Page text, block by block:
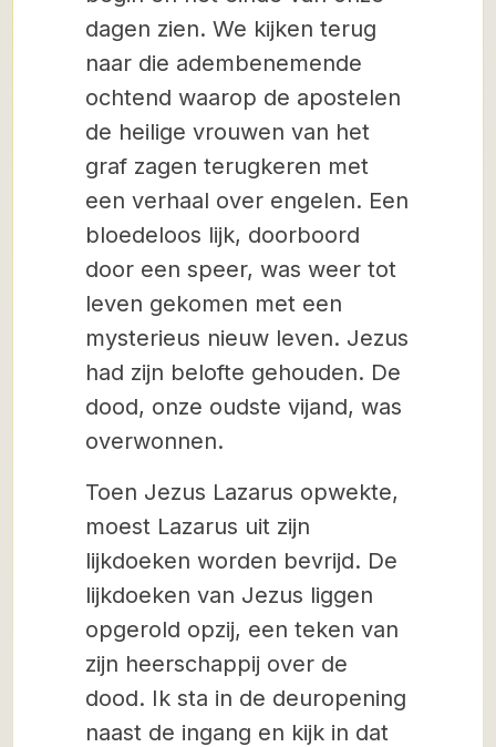
dagen zien. We kijken terug
naar die adembenemende
ochtend waarop de apostelen
de heilige vrouwen van het
graf zagen terugkeren met
een verhaal over engelen. Een
bloedeloos lijk, doorboord
door een speer, was weer tot
leven gekomen met een
mysterieus nieuw leven. Jezus
had zijn belofte gehouden. De
dood, onze oudste vijand, was
overwonnen.
Toen Jezus Lazarus opwekte,
moest Lazarus uit zijn
lijkdoeken worden bevrijd. De
lijkdoeken van Jezus liggen
opgerold opzij, een teken van
zijn heerschappij over de
dood. Ik sta in de deuropening
naast de ingang en kijk in dat